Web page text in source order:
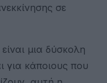
σε
μια δύσκολη
για κάποιους που